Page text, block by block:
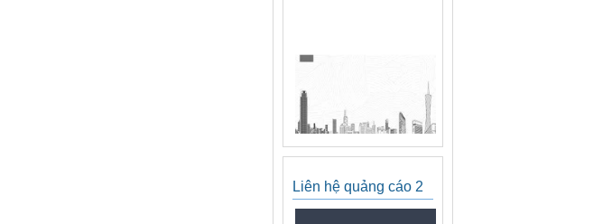
Liên hệ quảng cáo 2